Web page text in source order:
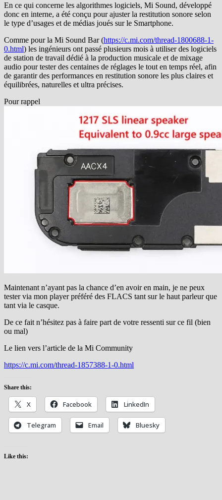
En ce qui concerne les algorithmes logiciels, Mi Sound, développé
donc en interne, a été conçu pour ajuster la restitution sonore selon
le type d’usages et de médias joués sur le Smartphone.
Comme pour la Mi Sound Bar (https://c.mi.com/thread-1800688-1-
0.html) les ingénieurs ont passé plusieurs mois à utiliser des logiciels
de station de travail dédié à la production musicale et de mixage
audio pour tester des centaines de réglages le tout en temps réel, afin
de garantir des performances en restitution sonore les plus claires et
équilibrées, naturelles et ultra précises.
Pour rappel
Maintenant n’ayant pas la chance d’en avoir en main, je ne peux
tester via mon player préféré des FLACS tant sur le haut parleur que
tant via le casque.
De ce fait n’hésitez pas à faire part de votre ressenti sur ce fil (bien
ou mal)
Le lien vers l’article de la Mi Community
https://c.mi.com/thread-1857388-1-0.html
Share this:
X Facebook LinkedIn
Telegram Email Bluesky
Like this: